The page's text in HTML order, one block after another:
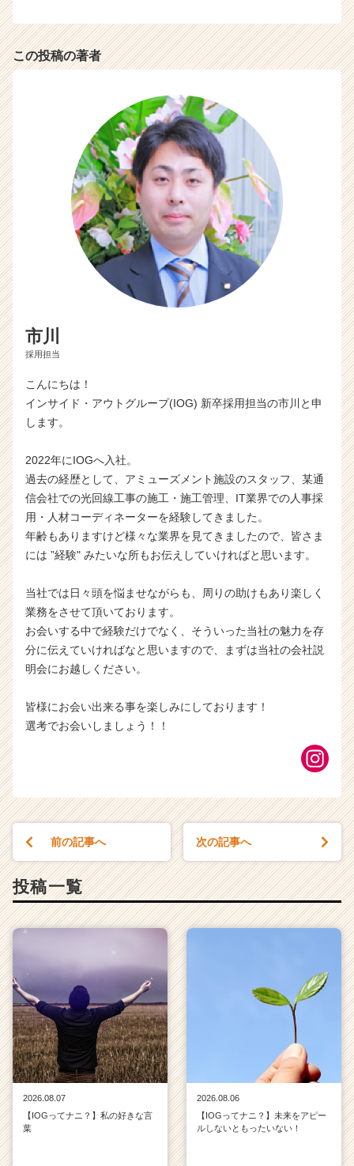
この投稿の著者
市川
採用担当
こんにちは！
インサイド・アウトグループ(IOG) 新卒採用担当の市川と申
します。
2022年にIOGへ入社。
過去の経歴として、アミューズメント施設のスタッフ、某通
信会社での光回線工事の施工・施工管理、IT業界での人事採
用・人材コーディネーターを経験してきました。
年齢もありますけど様々な業界を見てきましたので、皆さま
には ”経験" みたいな所もお伝えしていければと思います。
当社では日々頭を悩ませながらも、周りの助けもあり楽しく
業務をさせて頂いております。
お会いする中で経験だけでなく、そういった当社の魅力を存
分に伝えていければなと思いますので、まずは当社の会社説
明会にお越しください。
皆様にお会い出来る事を楽しみにしております！
選考でお会いしましょう！！
前の記事へ 次の記事へ
投稿一覧
2026.08.07
【IOGってナニ？】私の好きな言
葉
2026.08.06
【IOGってナニ？】未来をアピー
ルしないともったいない！